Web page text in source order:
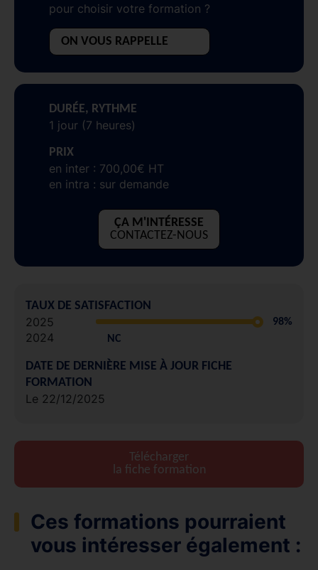
pour choisir votre formation ?
ON VOUS RAPPELLE
DURÉE, RYTHME
1 jour (7 heures)
PRIX
en inter : 700,00€ HT
en intra : sur demande
ÇA M'INTÉRESSE
CONTACTEZ-NOUS
TAUX DE SATISFACTION
2025 98%
2024 NC
DATE DE DERNIÈRE MISE À JOUR FICHE
FORMATION
Le 22/12/2025
Télécharger
la fiche formation
Ces formations pourraient
vous intéresser également :